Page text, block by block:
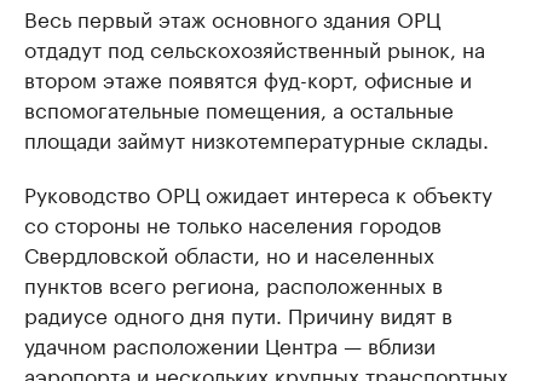
Весь первый этаж основного здания ОРЦ
отдадут под сельскохозяйственный рынок, на
втором этаже появятся фуд-корт, офисные и
вспомогательные помещения, а остальные
площади займут низкотемпературные склады.
Руководство ОРЦ ожидает интереса к объекту
со стороны не только населения городов
Свердловской области, но и населенных
пунктов всего региона, расположенных в
радиусе одного дня пути. Причину видят в
удачном расположении Центра — вблизи
аэропорта и нескольких крупных транспортных